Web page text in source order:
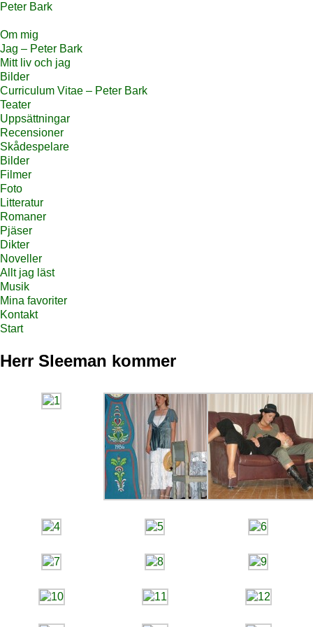
Peter Bark
Om mig
Jag – Peter Bark
Mitt liv och jag
Bilder
Curriculum Vitae – Peter Bark
Teater
Uppsättningar
Recensioner
Skådespelare
Bilder
Filmer
Foto
Litteratur
Romaner
Pjäser
Dikter
Noveller
Allt jag läst
Musik
Mina favoriter
Kontakt
Start
Herr Sleeman kommer